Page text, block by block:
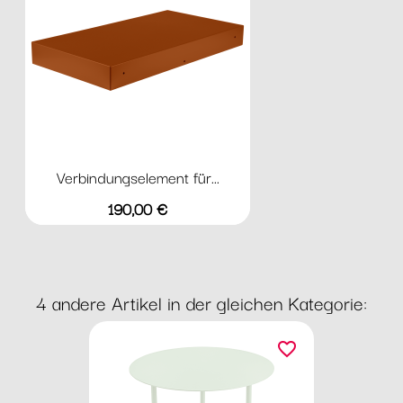
Verbindungselement für...
Preis
190,00 €
4 andere Artikel in der gleichen Kategorie:
favorite_border